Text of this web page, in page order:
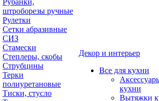
Рубанки,
штроборезы ручные
Рулетки
Сетки абразивные
СИЗ
Стамески
Степлеры, скобы
Струбцины
Терки
полиуретановые
Тиски, стусло
Декор и интерьер
Все для кухни
кухни
Вытяжки